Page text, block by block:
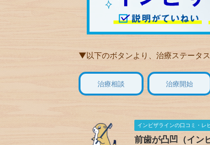
▼以下のボタンより、治療ステータ
治療相談 治療開始
インビザラインの口コミ・レ
前歯が凸凹（イン